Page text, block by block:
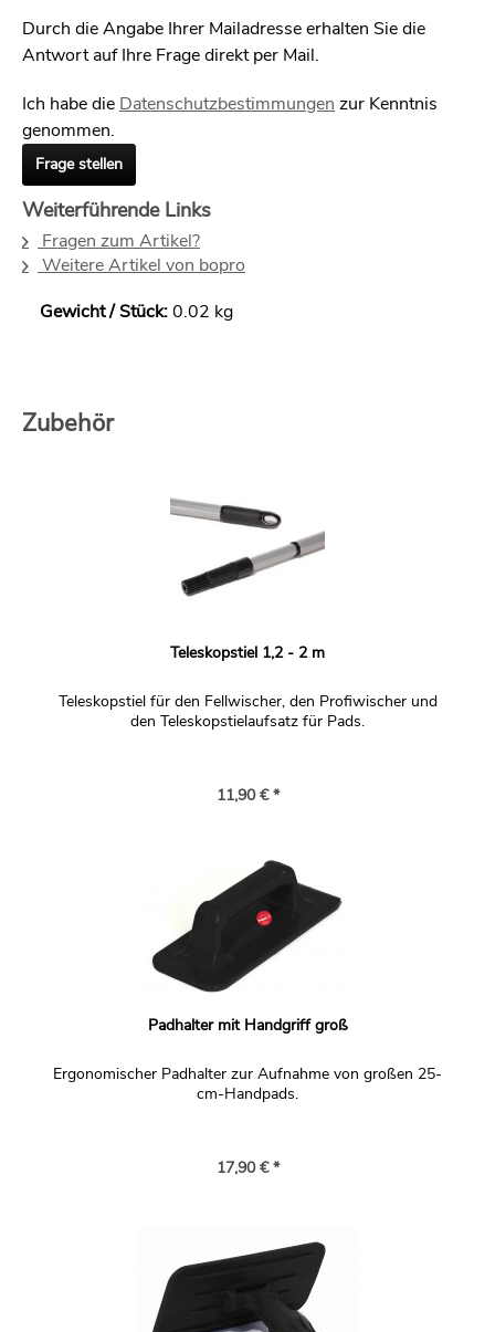
Durch die Angabe Ihrer Mailadresse erhalten Sie die
Antwort auf Ihre Frage direkt per Mail.
Ich habe die Datenschutzbestimmungen zur Kenntnis
genommen.
Frage stellen
Weiterführende Links
Fragen zum Artikel?
Weitere Artikel von bopro
Gewicht / Stück:0.02 kg
Zubehör
Teleskopstiel 1,2 - 2 m
Teleskopstiel für den Fellwischer, den Profiwischer und
den Teleskopstielaufsatz für Pads.
11,90 € *
Padhalter mit Handgriff groß
Ergonomischer Padhalter zur Aufnahme von großen 25-
cm-Handpads.
17,90 € *